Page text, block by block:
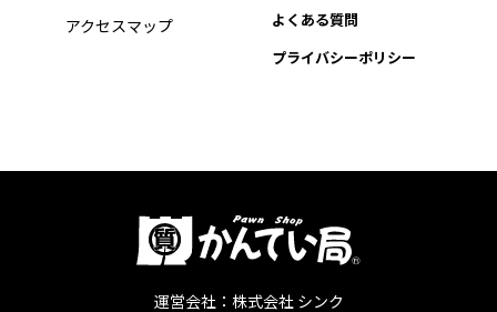
アクセスマップ
よくある質問
プライバシーポリシー
運営会社：株式会社 シンク